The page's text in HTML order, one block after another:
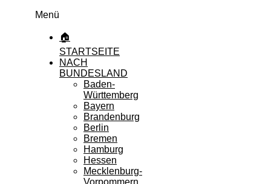
Menü
🏠
STARTSEITE
NACH
BUNDESLAND
Baden-
Württemberg
Bayern
Brandenburg
Berlin
Bremen
Hamburg
Hessen
Mecklenburg-
Vorpommern